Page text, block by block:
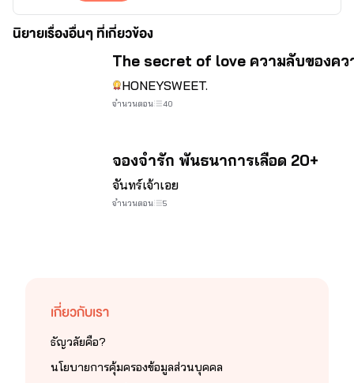
แอบหื่น ค่ะ อิอิๆ😄😁😄👏👏
นิยายเรื่องอื่นๆ ที่เกี่ยวข้อง
The secret of love ความลับของคว
HONEYSWEET.
จำนวนตอน 40
จองจำรัก พันธนาการเลือด 20+
จันทร์เจ้าเอย
จำนวนตอน 5
เกี่ยวกับเรา
ธัญวลัยคือ?
นโยบายการคุ้มครองข้อมูลส่วนบุคคล